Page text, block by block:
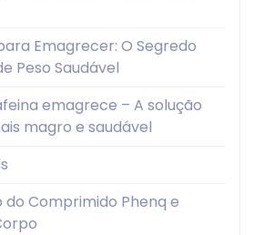
Emagrecer: O Segredo
Peso Saudável
emagrece – A solução
magro e saudável
do Comprimido Phenq e